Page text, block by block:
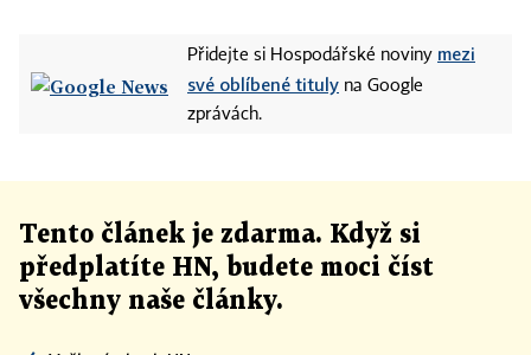
Přidejte si Hospodářské noviny mezi
své oblíbené tituly na Google
zprávách.
Tento článek je zdarma. Když si
předplatíte HN, budete moci číst
všechny naše články.